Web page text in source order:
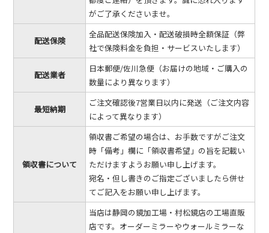
がご了承くださいませ。
配送保険
全品配送保険加入・配送破損時全額保証（弊
社で保険料金を負担・サービスいたします）
配送業者
日本郵便/佐川急便（お届けの地域・ご購入の
数量により異なります）
最短納期
ご注文確認後7営業日以内に発送（ご注文内容
によって異なります）
領収書について
領収書ご希望の場合は、お手数ですがご注文
時「備考」欄に「領収書希望」の旨を記載い
ただけますようお願い申し上げます。
宛名・但し書きのご指定ございましたら併せ
てご記入をお願い申し上げます。
当店は静岡の鏡加工場・村松鏡店の工場直販
店です。オーダーミラーやウォールミラーな